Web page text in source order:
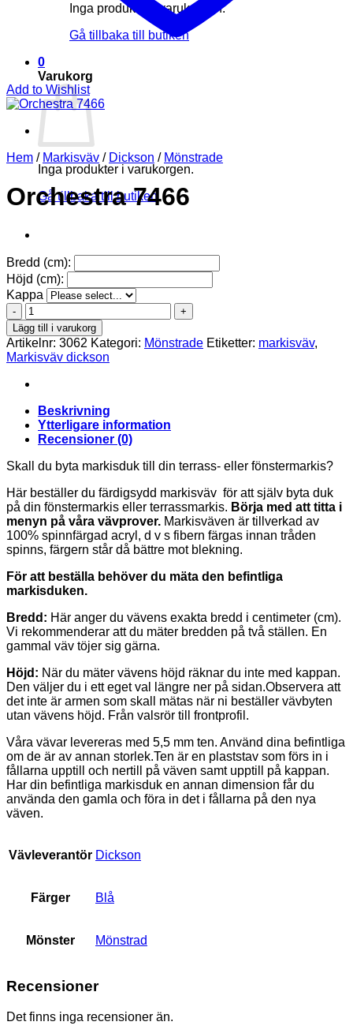
Inga produkter i varukorgen.
Gå tillbaka till butiken
0
Varukorg
Inga produkter i varukorgen.
Gå tillbaka till butiken
Add to Wishlist
Hem / Markisväv / Dickson / Mönstrade
Orchestra 7466
Bredd (cm):
Höjd (cm):
Kappa
Orchestra
7466
mängd
Lägg till i varukorg
Artikelnr: 3062 Kategori: Mönstrade Etiketter: markisväv,
Markisväv dickson
Beskrivning
Ytterligare information
Recensioner (0)
Skall du byta markisduk till din terrass- eller fönstermarkis?
Här beställer du färdigsydd markisväv för att själv byta duk
på din fönstermarkis eller terrassmarkis. Börja med att titta i
menyn på våra vävprover. Markisväven är tillverkad av
100% spinnfärgad acryl, d v s fibern färgas innan tråden
spinns, färgern står då bättre mot blekning.
För att beställa behöver du mäta den befintliga
markisduken.
Bredd: Här anger du vävens exakta bredd i centimeter (cm).
Vi rekommenderar att du mäter bredden på två ställen. En
gammal väv töjer sig gärna.
Höjd: När du mäter vävens höjd räknar du inte med kappan.
Den väljer du i ett eget val längre ner på sidan.Observera att
det inte är armen som skall mätas när ni beställer vävbyten
utan vävens höjd. Från valsrör till frontprofil.
Våra vävar levereras med 5,5 mm ten. Använd dina befintliga
om de är av annan storlek.Ten är en plaststav som förs in i
fållarna upptill och nertill på väven samt upptill på kappan.
Har din befintliga markisduk en annan dimension får du
använda den gamla och föra in det i fållarna på den nya
väven.
Vävleverantör Dickson
Färger Blå
Mönster Mönstrad
Recensioner
Det finns inga recensioner än.